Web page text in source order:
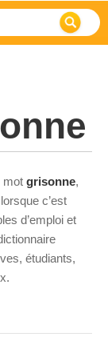
mot grisonne,
c’est
d’emploi et
étudiants,